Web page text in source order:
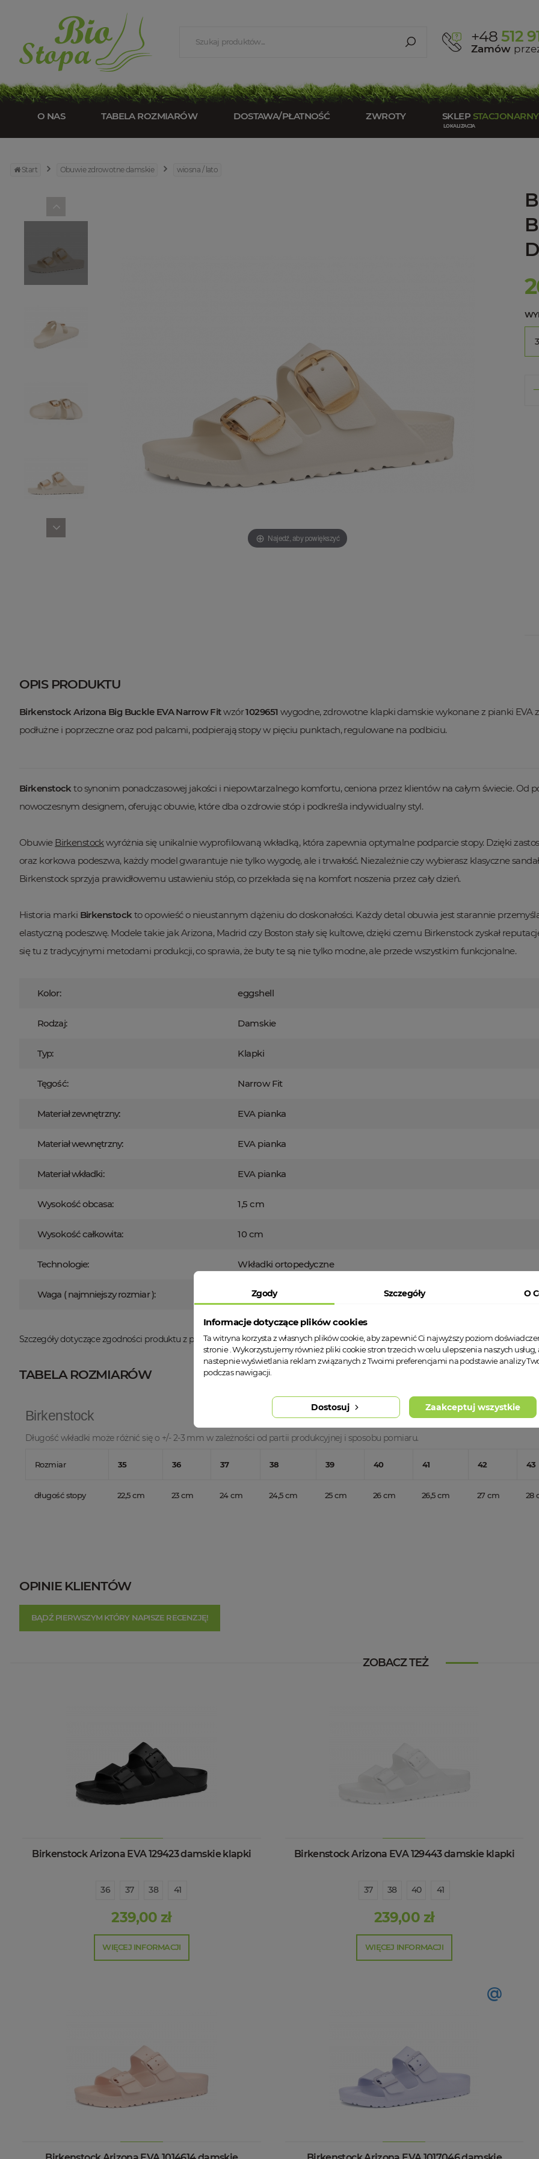
+48 512
Zamów
O NAS TABELA ROZMIARÓW DOSTAWA/PŁATNOŚĆ ZWROTY SKLEP STACJONARNY
Start Obuwie zdrowotne damskie wiosna / lato
Najedź, aby powiększyć
OPIS PRODUKTU
Birkenstock Arizona Big Buckle EVA Narrow Fitwzór1029651 wygodne, zdrowotne klapki damskie wykonane z pianki EVA
podłużne i poprzeczne oraz pod palcami, podpierają stopy w pięciu punktach, regulowane na podbiciu.
Birkenstock to synonim ponadczasowej jakości i niepowtarzalnego komfortu, ceniona przez klientów na całym świecie. Od
nowoczesnym designem, oferując obuwie, które dba o zdrowie stóp i podkreśla indywidualny styl.
Obuwie Birkenstock wyróżnia się unikalnie wyprofilowaną wkładką, która zapewnia optymalne podparcie stopy. Dzięki
oraz korkowa podeszwa, każdy model gwarantuje nie tylko wygodę, ale i trwałość. Niezależnie czy wybierasz klasyczne
Birkenstock sprzyja prawidłowemu ustawieniu stóp, co przekłada się na komfort noszenia przez cały dzień.
Historia marki Birkenstock to opowieść o nieustannym dążeniu do doskonałości. Każdy detal obuwia jest starannie
elastyczną podeszwę. Modele takie jak Arizona, Madrid czy Boston stały się kultowe, dzięki czemu Birkenstock zyskał
się tu z tradycyjnymi metodami produkcji, co sprawia, że buty te są nie tylko modne, ale przede wszystkim funkcjonalne.
Kolor: eggshell
Rodzaj: Damskie
Typ: Klapki
Tęgość: Narrow Fit
Materiał zewnętrzny: EVA pianka
Materiał wewnętrzny: EVA pianka
Materiał wkładki: EVA pianka
Wysokość obcasa: 1,5 cm
Wysokość całkowita: 10 cm
Technologie: Wkładki ortopedyczne
Waga ( najmniejszy rozmiar ): 95 g
Szczegóły dotyczące zgodności produktu z przepisami:Producent odpowiedzialny za produkt
TABELA ROZMIARÓW
Birkenstock
Długość wkładki może różnić się o +/- 2-3 mm w zależności od partii produkcyjnej i sposobu pomiaru.
Rozmiar 35 36 37 38 39 40 41 42 43
długość stopy 22,5 cm 23 cm 24 cm 24,5 cm 25 cm 26 cm 26,5 cm 27 cm 28
OPINIE KLIENTÓW
BĄDŹ PIERWSZYM KTÓRY NAPISZE RECENZJĘ!
ZOBACZ TEŻ
Birkenstock Arizona EVA 129423 damskie klapki
36 37 38 41
239,00 zł
WIĘCEJ INFORMACJI
Birkenstock Arizona EVA 129443 damskie klapki
37 38 40 41
239,00 zł
WIĘCEJ INFORMACJI
@
Zgody Szczegóły O
Informacje dotyczące plików cookies
Ta witryna korzysta z własnych plików cookie, aby zapewnić Ci najwyższy poziom
stronie . Wykorzystujemy również pliki cookie stron trzecich w celu ulepszenia naszych usług,
nastepnie wyświetlania reklam związanych z Twoimi preferencjami na podstawie analizy
podczas nawigacji.
Dostosuj Zaakceptuj wszystkie